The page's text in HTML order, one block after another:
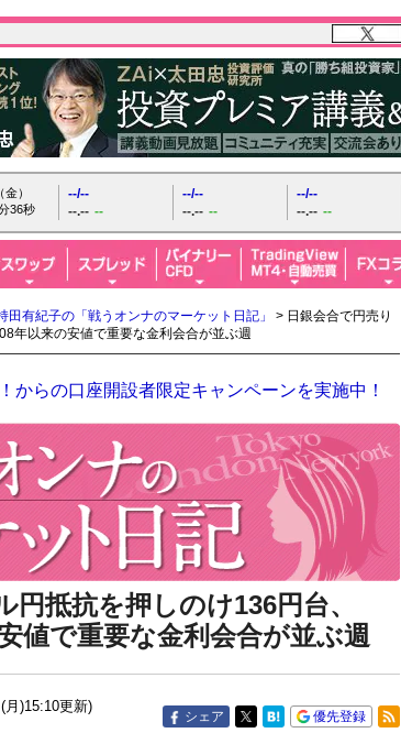
）
37秒
--/--
--.-- --
--/--
--.-- --
--/--
--.-- --
田有紀子の「戦うオンナのマーケット日記」
> 日銀会合で円売り
年以来の安値で重要な金利会合が並ぶ週
からの口座開設者限定キャンペーンを実施中！
円抵抗を押しのけ136円台、
値で重要な金利会合が並ぶ週
月)15:10更新)
シェア 優先登録